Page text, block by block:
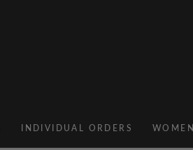
INDIVIDUAL ORDERS
WOMEN